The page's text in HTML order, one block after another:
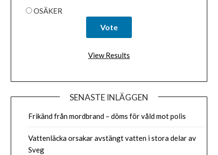
OSÄKER
View Results
SENASTE INLÄGGEN
Frikänd från mordbrand – döms för våld mot polis
Vattenläcka orsakar avstängt vatten i stora delar av
Sveg